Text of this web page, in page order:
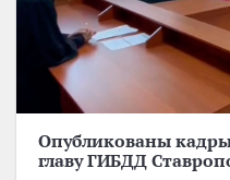
Опубликованы кадры
главу ГИБДД